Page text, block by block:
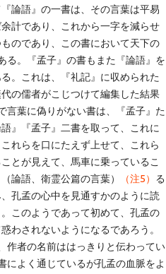
論語』の一書は、その言葉は平易
計であり、これから一字を減らせ
のであり、この書において天下の
る。『孟子』の書もまた『論語』を
。これは、『礼記』に収められた
の儒者がこじつけて編集した結果
言葉に偽りがない書は、『孟子』た
』『孟子』二書を取って、これに
れらを口にたえず上せて、これら
とが見えて、馬車に乗っているこ
論語、衛霊公篇の言葉）
（注5） る
孔孟の心中を見通すかのように読
このようであって初めて、孔孟の
わされないようになるであろう。
作者の名前ははっきりと伝わってい
によく通じているが孔孟の血脈をよ